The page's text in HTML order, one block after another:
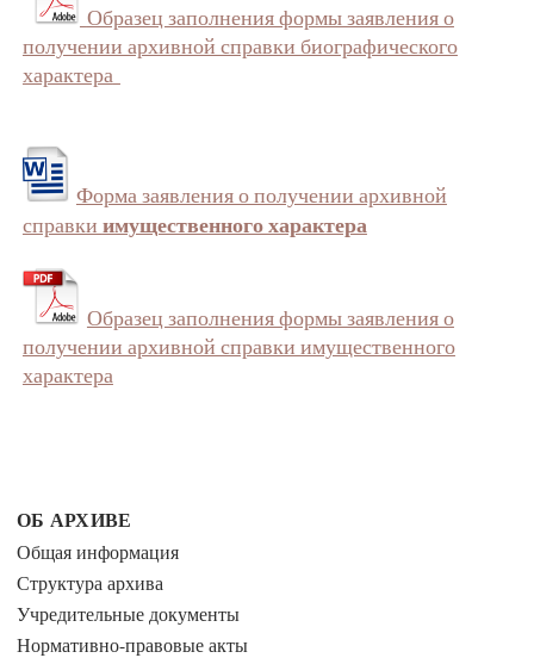
Образец заполнения формы заявления о
получении архивной справки биографического
характера
Форма заявления о получении архивной
справки имущественного характера
Образец заполнения формы заявления о
получении архивной справки имущественного
характера
ОБ АРХИВЕ
Общая информация
Структура архива
Учредительные документы
Нормативно-правовые акты